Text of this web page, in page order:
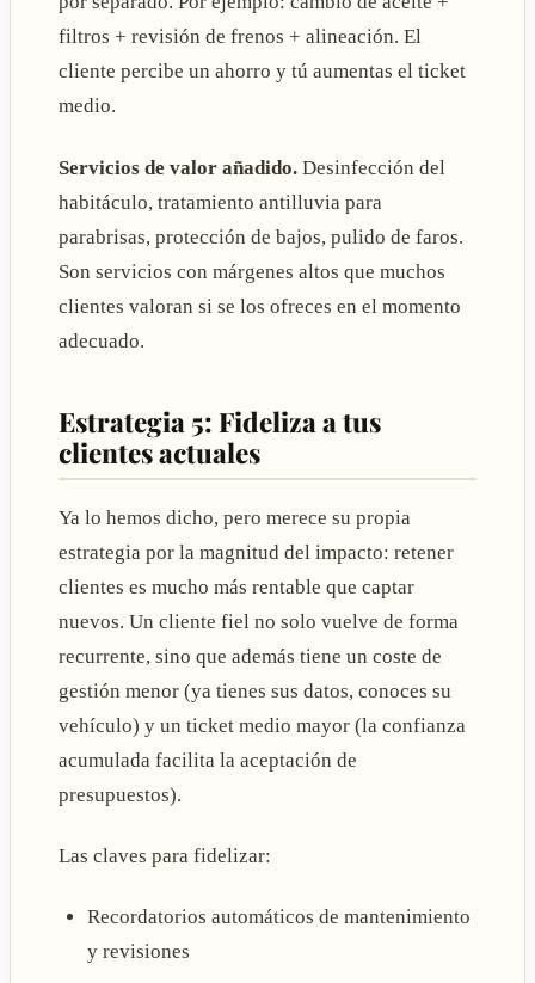
filtros + revisión de frenos + alineación. El
cliente percibe un ahorro y tú aumentas el ticket
medio.
Servicios de valor añadido. Desinfección del
habitáculo, tratamiento antilluvia para
parabrisas, protección de bajos, pulido de faros.
Son servicios con márgenes altos que muchos
clientes valoran si se los ofreces en el momento
adecuado.
Estrategia 5: Fideliza a tus
clientes actuales
Ya lo hemos dicho, pero merece su propia
estrategia por la magnitud del impacto: retener
clientes es mucho más rentable que captar
nuevos. Un cliente fiel no solo vuelve de forma
recurrente, sino que además tiene un coste de
gestión menor (ya tienes sus datos, conoces su
vehículo) y un ticket medio mayor (la confianza
acumulada facilita la aceptación de
presupuestos).
Las claves para fidelizar:
Recordatorios automáticos de mantenimiento
y revisiones